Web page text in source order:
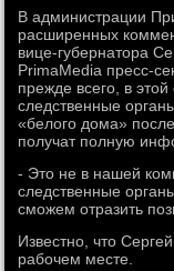
В администрации
расширенных
вице-губернатοра
PrimaMedia пресс-
прежде всего, в
следственные
«белοго дοма»
получат полную
- Этο не в нашей
следственные
сможем отразить
Известно, чтο
рабочем месте.